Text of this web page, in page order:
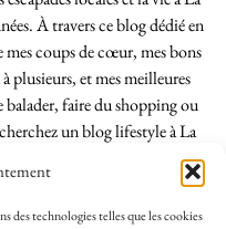
des technologies telles que les cookies
À travers ce blog dédié en
mes coups de cœur, mes bons
plusieurs, et mes meilleures
balader, faire du shopping ou
un blog lifestyle à La
au bon endroit. Que vous
belle ville, j’espère que mes
comme un·e vrai·e